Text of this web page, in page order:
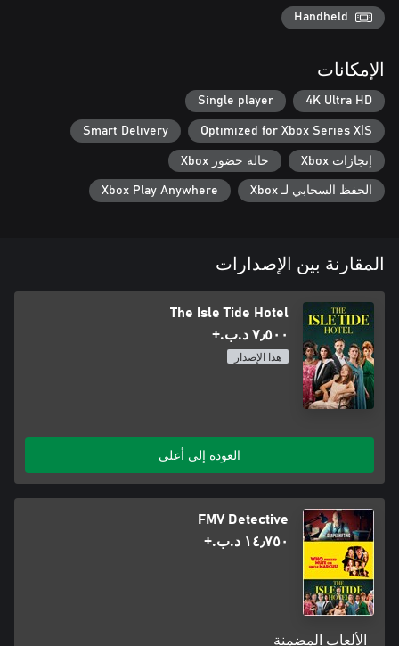
Handheld
الإمكانات
4K Ultra HD
Single player
Optimized for Xbox Series X|S
Smart Delivery
إنجازات Xbox حالة حضور Xbox
الحفظ السحابي لـ Xbox Xbox Play Anywhere
المقارنة بين الإصدارات
The Isle Tide Hotel
٧٫٥٠٠ د.ب.‏+
هذا الإصدار
العودة إلى أعلى
FMV Detective
١٤٫٧٥٠ د.ب.‏+
الألعاب المضمنة